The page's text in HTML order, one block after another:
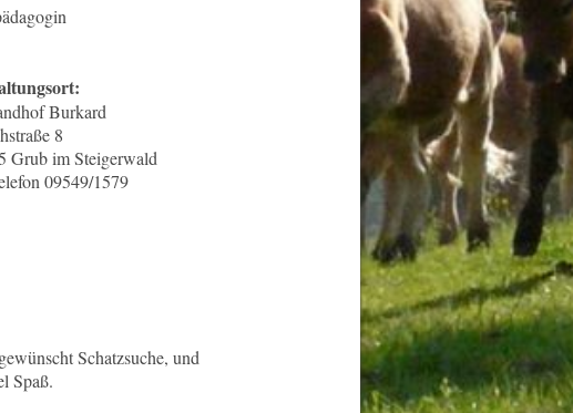
8
im Steigerwald
09549/1579
Schatzsuche, und
Spaß.